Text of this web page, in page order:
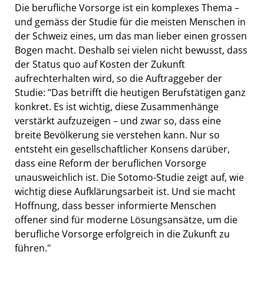
Die berufliche Vorsorge ist ein komplexes Thema –
und gemäss der Studie für die meisten Menschen in
der Schweiz eines, um das man lieber einen grossen
Bogen macht. Deshalb sei vielen nicht bewusst, dass
der Status quo auf Kosten der Zukunft
aufrechterhalten wird, so die Auftraggeber der
Studie: "Das betrifft die heutigen Berufstätigen ganz
konkret. Es ist wichtig, diese Zusammenhänge
verstärkt aufzuzeigen – und zwar so, dass eine
breite Bevölkerung sie verstehen kann. Nur so
entsteht ein gesellschaftlicher Konsens darüber,
dass eine Reform der beruflichen Vorsorge
unausweichlich ist. Die Sotomo-Studie zeigt auf, wie
wichtig diese Aufklärungsarbeit ist. Und sie macht
Hoffnung, dass besser informierte Menschen
offener sind für moderne Lösungsansätze, um die
berufliche Vorsorge erfolgreich in die Zukunft zu
führen."